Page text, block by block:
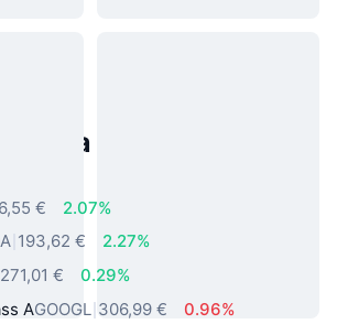
aktíva z reálneho
€
2.07%
193,62 €
2.27%
271,01 €
0.29%
AGOOGL 306,99 €
0.96%